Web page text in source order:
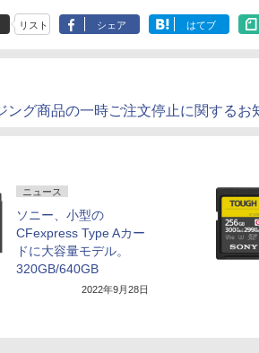
リスト シェア はてブ
ング商品の一時ご注文停止に関するお
ニュース
ソニー、小型の
CFexpress Type Aカー
ドに大容量モデル。
320GB/640GB
2022年9月28日